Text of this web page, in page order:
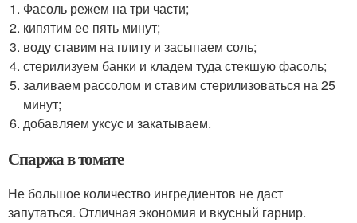
Фасоль режем на три части;
кипятим ее пять минут;
воду ставим на плиту и засыпаем соль;
стерилизуем банки и кладем туда стекшую фасоль;
заливаем рассолом и ставим стерилизоваться на 25
минут;
добавляем уксус и закатываем.
Спаржа в томате
Не большое количество ингредиентов не даст
запутаться. Отличная экономия и вкусный гарнир.